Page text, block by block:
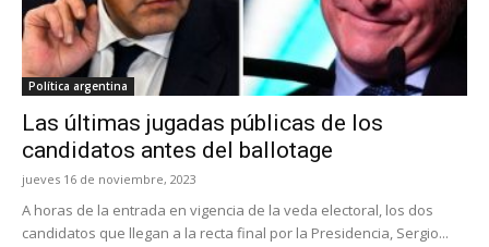
Política argentina
Las últimas jugadas públicas de los
candidatos antes del ballotage
jueves 16 de noviembre, 2023
A horas de la entrada en vigencia de la veda electoral, los dos
candidatos que llegan a la recta final por la Presidencia, Sergio...